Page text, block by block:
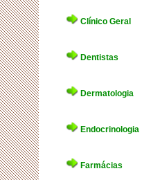
Clínico Geral
Dentistas
Dermatologia
Endocrinologia
Farmácias